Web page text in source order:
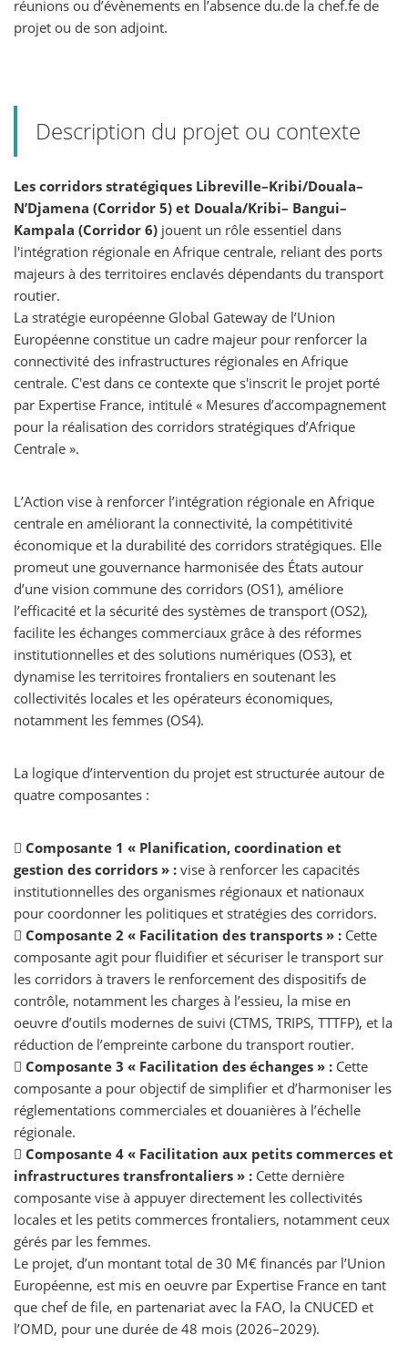
réunions ou d’évènements en l’absence du.de la chef.fe de
projet ou de son adjoint.
Description du projet ou contexte
Les corridors stratégiques Libreville–Kribi/Douala–
N’Djamena (Corridor 5) et Douala/Kribi– Bangui–
Kampala (Corridor 6) jouent un rôle essentiel dans
l'intégration régionale en Afrique centrale, reliant des ports
majeurs à des territoires enclavés dépendants du transport
routier.
La stratégie européenne Global Gateway de l’Union
Européenne constitue un cadre majeur pour renforcer la
connectivité des infrastructures régionales en Afrique
centrale. C'est dans ce contexte que s'inscrit le projet porté
par Expertise France, intitulé « Mesures d’accompagnement
pour la réalisation des corridors stratégiques d’Afrique
Centrale ».
L’Action vise à renforcer l’intégration régionale en Afrique
centrale en améliorant la connectivité, la compétitivité
économique et la durabilité des corridors stratégiques. Elle
promeut une gouvernance harmonisée des États autour
d’une vision commune des corridors (OS1), améliore
l’efficacité et la sécurité des systèmes de transport (OS2),
facilite les échanges commerciaux grâce à des réformes
institutionnelles et des solutions numériques (OS3), et
dynamise les territoires frontaliers en soutenant les
collectivités locales et les opérateurs économiques,
notamment les femmes (OS4).
La logique d’intervention du projet est structurée autour de
quatre composantes :
 Composante 1 « Planification, coordination et
gestion des corridors » : vise à renforcer les capacités
institutionnelles des organismes régionaux et nationaux
pour coordonner les politiques et stratégies des corridors.
 Composante 2 « Facilitation des transports » : Cette
composante agit pour fluidifier et sécuriser le transport sur
les corridors à travers le renforcement des dispositifs de
contrôle, notamment les charges à l’essieu, la mise en
oeuvre d’outils modernes de suivi (CTMS, TRIPS, TTTFP), et la
réduction de l’empreinte carbone du transport routier.
 Composante 3 « Facilitation des échanges » : Cette
composante a pour objectif de simplifier et d’harmoniser les
réglementations commerciales et douanières à l’échelle
régionale.
 Composante 4 « Facilitation aux petits commerces et
infrastructures transfrontaliers » : Cette dernière
composante vise à appuyer directement les collectivités
locales et les petits commerces frontaliers, notamment ceux
gérés par les femmes.
Le projet, d’un montant total de 30 M€ financés par l’Union
Européenne, est mis en oeuvre par Expertise France en tant
que chef de file, en partenariat avec la FAO, la CNUCED et
l’OMD, pour une durée de 48 mois (2026–2029).